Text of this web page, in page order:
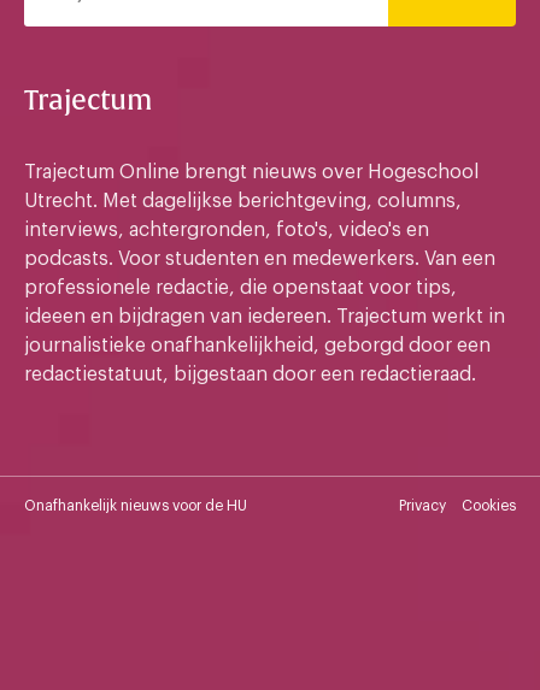
Trajectum
Trajectum Online brengt nieuws over Hogeschool
Utrecht. Met dagelijkse berichtgeving, columns,
interviews, achtergronden, foto's, video's en
podcasts. Voor studenten en medewerkers. Van een
professionele redactie, die openstaat voor tips,
ideeen en bijdragen van iedereen. Trajectum werkt in
journalistieke onafhankelijkheid, geborgd door een
redactiestatuut, bijgestaan door een redactieraad.
Onafhankelijk nieuws voor de HU Privacy Cookies